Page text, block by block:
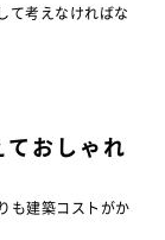
て考えなければな
おしゃれ
も建築コストがか